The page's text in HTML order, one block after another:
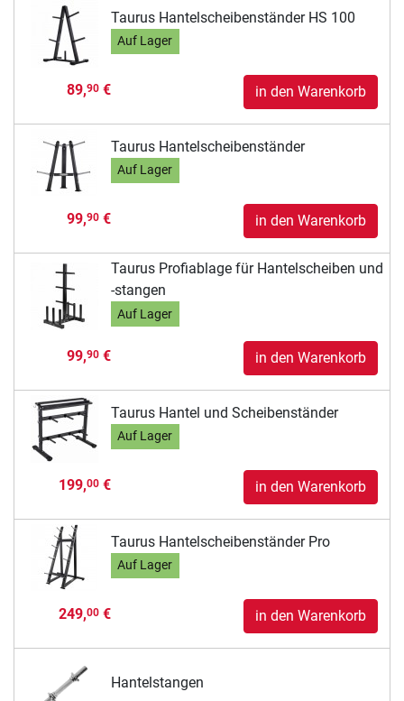
Taurus Hantelscheibenständer HS 100
Auf Lager
89,90€ in den Warenkorb
Taurus Hantelscheibenständer
Auf Lager
99,90€ in den Warenkorb
Taurus Profiablage für Hantelscheiben und
-stangen
Auf Lager
99,90€ in den Warenkorb
Taurus Hantel und Scheibenständer
Auf Lager
199,00€ in den Warenkorb
Taurus Hantelscheibenständer Pro
Auf Lager
249,00€ in den Warenkorb
Hantelstangen